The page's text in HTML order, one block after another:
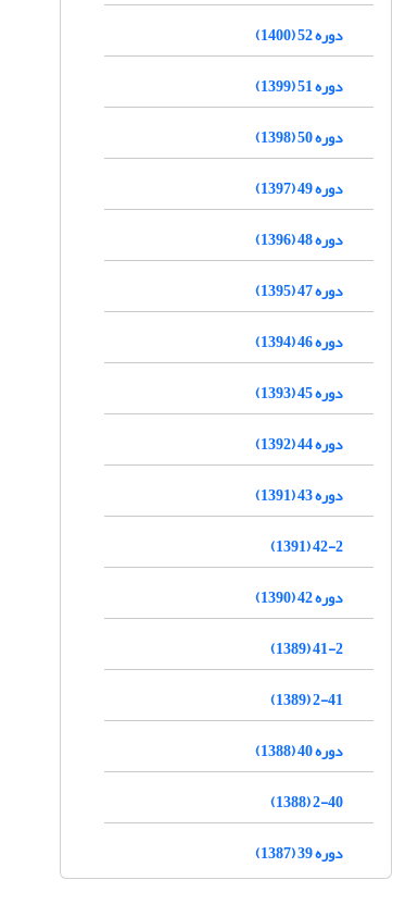
دوره 52 (1400)
دوره 51 (1399)
دوره 50 (1398)
دوره 49 (1397)
دوره 48 (1396)
دوره 47 (1395)
دوره 46 (1394)
دوره 45 (1393)
دوره 44 (1392)
دوره 43 (1391)
42-2 (1391)
دوره 42 (1390)
41-2 (1389)
2-41 (1389)
دوره 40 (1388)
2-40 (1388)
دوره 39 (1387)